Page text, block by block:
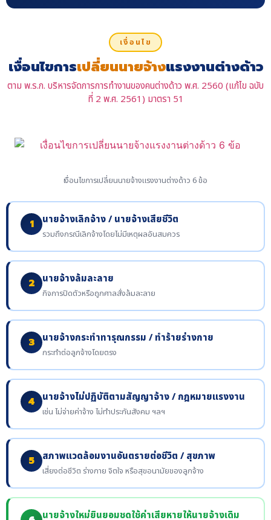
เงื่อนไข
เงื่อนไขการเปลี่ยนนายจ้างแรงงานต่างด้าว
ตาม พ.ร.ก. บริหารจัดการการทำงานของคนต่างด้าว พ.ศ. 2560 (แก้ไข ฉบับ
ที่ 2 พ.ศ. 2561) มาตรา 51
เงื่อนไขการเปลี่ยนนายจ้างแรงงานต่างด้าว 6 ข้อ
1 นายจ้างเลิกจ้าง / นายจ้างเสียชีวิต
รวมถึงกรณีเลิกจ้างโดยไม่มีเหตุผลอันสมควร
2 นายจ้างล้มละลาย
กิจการปิดตัวหรือถูกศาลสั่งล้มละลาย
3 นายจ้างกระทำทารุณกรรม / ทำร้ายร่างกาย
กระทำต่อลูกจ้างโดยตรง
4 นายจ้างไม่ปฏิบัติตามสัญญาจ้าง / กฎหมายแรงงาน
เช่น ไม่จ่ายค่าจ้าง ไม่ทำประกันสังคม ฯลฯ
5 สภาพแวดล้อมงานอันตรายต่อชีวิต / สุขภาพ
เสี่ยงต่อชีวิต ร่างกาย จิตใจ หรือสุขอนามัยของลูกจ้าง
นายจ้างใหม่ยินยอมชดใช้ค่าเสียหายให้นายจ้างเดิม